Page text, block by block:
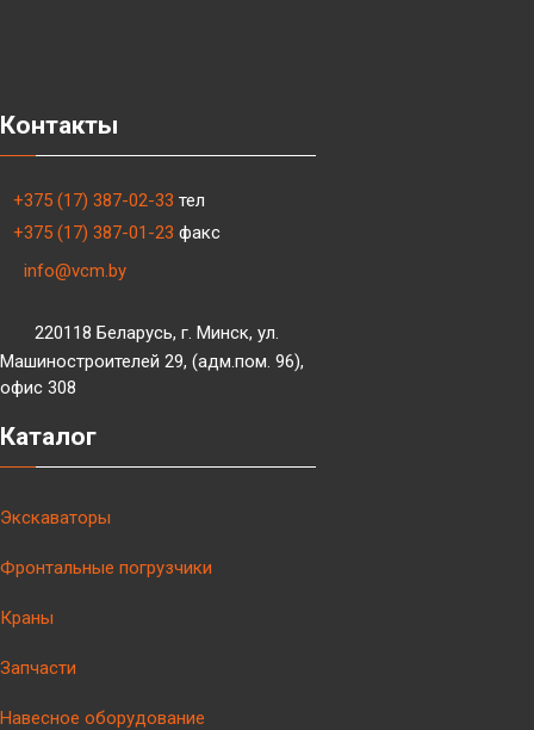
Контакты
+375 (17) 387-02-33 тел
+375 (17) 387-01-23 факс
info@vcm.by
220118 Беларусь, г. Минск, ул.
Машиностроителей 29, (адм.пом. 96),
офис 308
Каталог
Экскаваторы
Фронтальные погрузчики
Краны
Запчасти
Навесное оборудование